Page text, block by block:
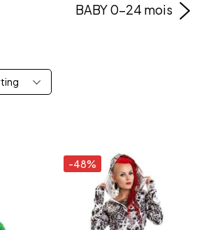
BABY 0-24 mois
-48%